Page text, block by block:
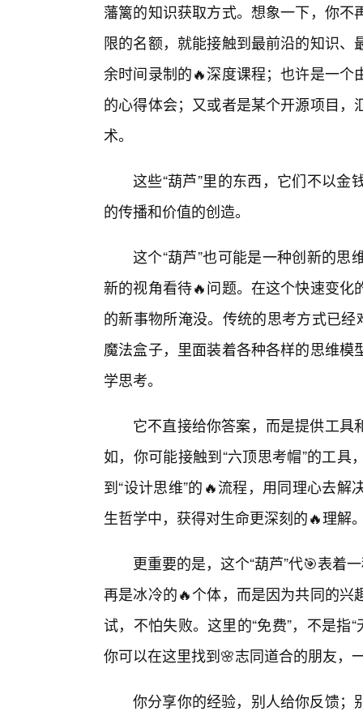
藩篱的知识获取方式。想象一下，你
限的名额，就能接触到最前沿的知识
余时间录制的🔥深度课程；也许是一
的心得体会；又或者是某个开源项目
术。
这些“葫芦”里的东西，它们不以
的传播和价值的创造。
这个“葫芦”也可能是一种创新的
新的视角看待🔥问题。在这个快速变
的新事物所淹没。传统的思考方式已
魔法盒子，里面装着各种各样的思维
学思考。
它不直接给你答案，而是提供工
如，你可能接触到“六顶思考帽”的工
到“设计思维”的🔥流程，用同理心去
生哲学中，获得对生命更深刻的🔥理解
更重要的是，这个“葫芦”代🎯表着
再是冰冷的🔥个体，而是因为共同的
试，不怕失败。这里的“免费”，不是指
你可以在这里找到🌸志同道合的朋友，
你分享你的经验，别人给你反馈；